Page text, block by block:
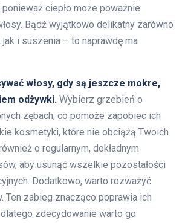
ciepło może poważnie
Bądź wyjątkowo delikatny zarówno
i suszenia – to naprawdę ma
włosy, gdy są jeszcze mokre,
odżywki. Wybierz grzebień o
zębach, co pomoże zapobiec ich
kosmetyki, które nie obciążą Twoich
o regularnym, dokładnym
aby usunąć wszelkie pozostałości
Dodatkowo, warto rozważyć
Ten zabieg znacząco poprawia ich
zdecydowanie warto go